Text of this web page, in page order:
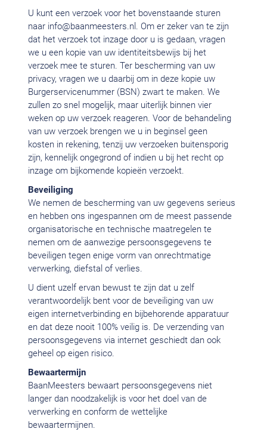
U kunt een verzoek voor het bovenstaande sturen
naar info@baanmeesters.nl . Om er zeker van te zijn
dat het verzoek tot inzage door u is gedaan, vragen
we u een kopie van uw identiteitsbewijs bij het
verzoek mee te sturen. Ter bescherming van uw
privacy, vragen we u daarbij om in deze kopie uw
Burgerservicenummer (BSN) zwart te maken. We
zullen zo snel mogelijk, maar uiterlijk binnen vier
weken op uw verzoek reageren. Voor de behandeling
van uw verzoek brengen we u in beginsel geen
kosten in rekening, tenzij uw verzoeken buitensporig
zijn, kennelijk ongegrond of indien u bij het recht op
inzage om bijkomende kopieën verzoekt.
Beveiliging
We nemen de bescherming van uw gegevens serieus
en hebben ons ingespannen om de meest passende
organisatorische en technische maatregelen te
nemen om de aanwezige persoonsgegevens te
beveiligen tegen enige vorm van onrechtmatige
verwerking, diefstal of verlies.
U dient uzelf ervan bewust te zijn dat u zelf
verantwoordelijk bent voor de beveiliging van uw
eigen internetverbinding en bijbehorende apparatuur
en dat deze nooit 100% veilig is. De verzending van
persoonsgegevens via internet geschiedt dan ook
geheel op eigen risico.
Bewaartermijn
BaanMeesters bewaart persoonsgegevens niet
langer dan noodzakelijk is voor het doel van de
verwerking en conform de wettelijke
bewaartermijnen.